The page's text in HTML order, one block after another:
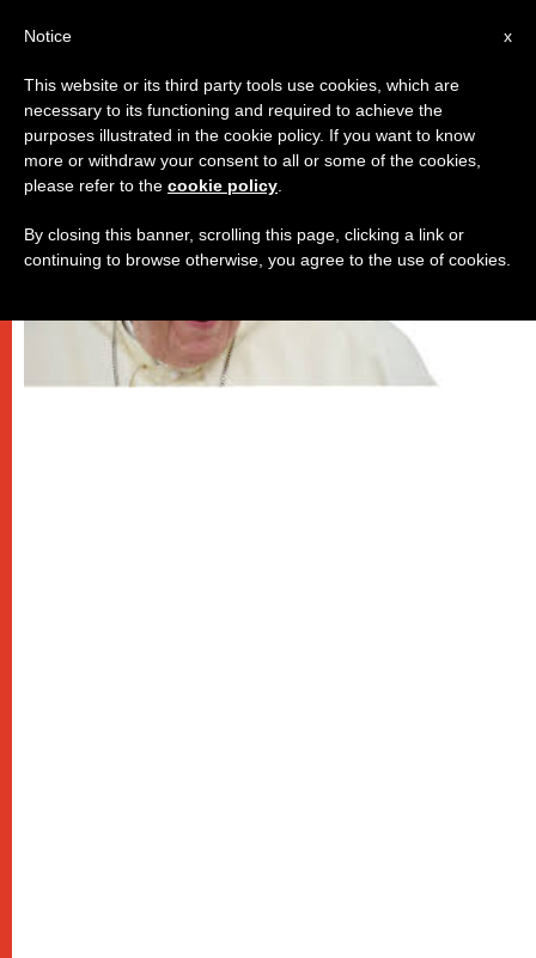
PAPI
x
Notice
This website or its third party tools use cookies, which are
necessary to its functioning and required to achieve the
purposes illustrated in the cookie policy. If you want to know
more or withdraw your consent to all or some of the cookies,
please refer to the cookie policy
By closing this banner, scrolling this page, clicking a link or
continuing to browse otherwise, you agree to the use of cookies.